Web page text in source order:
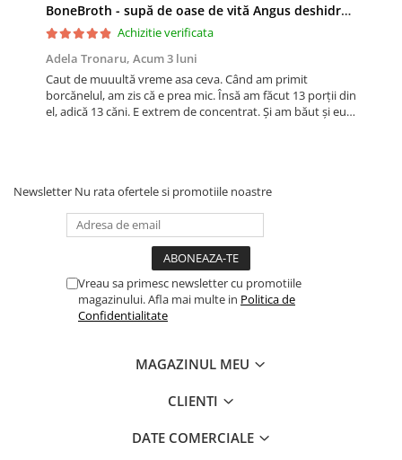
BoneBroth - supă de oase de vită Angus deshidratată
Achizitie verificata
Adela Tronaru, Acum 3 luni
Caut de muuultă vreme asa ceva. Când am primit
borcănelul, am zis că e prea mic. Însă am făcut 13 porții din
el, adică 13 căni. E extrem de concentrat. Și am băut și eu,
Newsletter Nu rata ofertele si promotiile noastre
Vreau sa primesc newsletter cu promotiile
magazinului. Afla mai multe in Politica de
Confidentialitate
MAGAZINUL MEU
CLIENTI
DATE COMERCIALE